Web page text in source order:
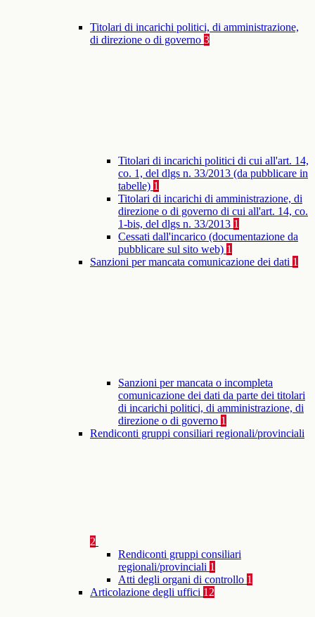
Titolari di incarichi politici, di amministrazione,
di direzione o di governo 3
Titolari di incarichi politici di cui all'art. 14,
co. 1, del dlgs n. 33/2013 (da pubblicare in
tabelle) 1
Titolari di incarichi di amministrazione, di
direzione o di governo di cui all'art. 14, co.
1-bis, del dlgs n. 33/2013 1
Cessati dall'incarico (documentazione da
pubblicare sul sito web) 1
Sanzioni per mancata comunicazione dei dati 1
Sanzioni per mancata o incompleta
comunicazione dei dati da parte dei titolari
di incarichi politici, di amministrazione, di
direzione o di governo 1
Rendiconti gruppi consiliari regionali/provinciali
2
Rendiconti gruppi consiliari
regionali/provinciali 1
Atti degli organi di controllo 1
Articolazione degli uffici 12